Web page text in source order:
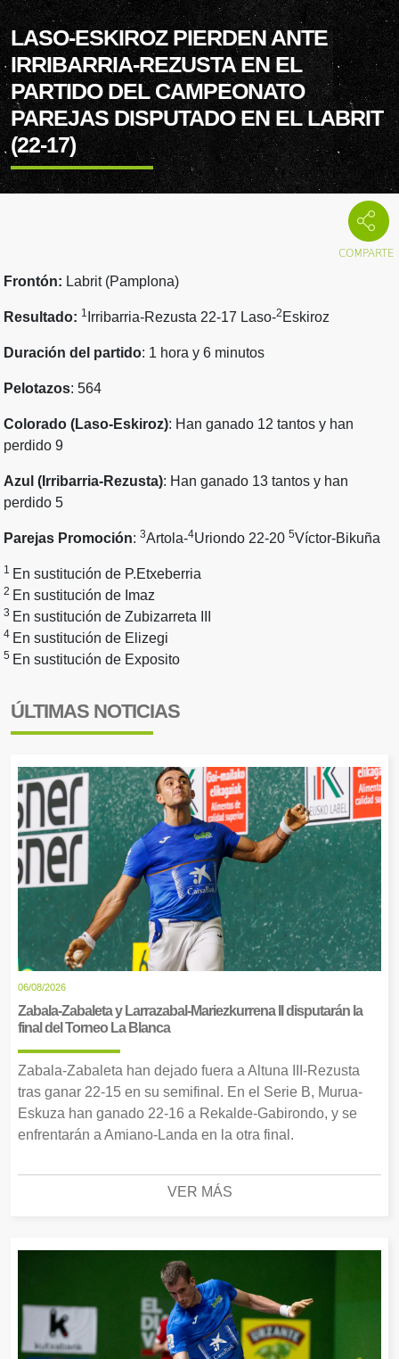
LASO-ESKIROZ PIERDEN ANTE
IRRIBARRIA-REZUSTA EN EL
PARTIDO DEL CAMPEONATO
PAREJAS DISPUTADO EN EL LABRIT
(22-17)
Frontón: Labrit (Pamplona)
Resultado: 1 Irribarria-Rezusta 22-17 Laso-2 Eskiroz
Duración del partido: 1 hora y 6 minutos
Pelotazos: 564
Colorado (Laso-Eskiroz): Han ganado 12 tantos y han
perdido 9
Azul (Irribarria-Rezusta): Han ganado 13 tantos y han
perdido 5
Parejas Promoción: 3Artola-4Uriondo 22-20 5Víctor-Bikuña
1 En sustitución de P.Etxeberria
2 En sustitución de Imaz
3 En sustitución de Zubizarreta III
4 En sustitución de Elizegi
5 En sustitución de Exposito
ÚLTIMAS NOTICIAS
06/08/2026
Zabala-Zabaleta y Larrazabal-Mariezkurrena II disputarán la
final del Torneo La Blanca
Zabala-Zabaleta han dejado fuera a Altuna III-Rezusta
tras ganar 22-15 en su semifinal. En el Serie B, Murua-
Eskuza han ganado 22-16 a Rekalde-Gabirondo, y se
enfrentarán a Amiano-Landa en la otra final.
VER MÁS